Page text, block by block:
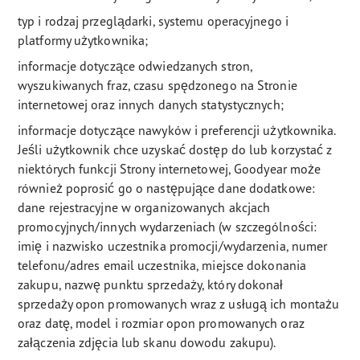
typ i rodzaj przeglądarki, systemu operacyjnego i
platformy użytkownika;
informacje dotyczące odwiedzanych stron,
wyszukiwanych fraz, czasu spędzonego na Stronie
internetowej oraz innych danych statystycznych;
informacje dotyczące nawyków i preferencji użytkownika.
Jeśli użytkownik chce uzyskać dostęp do lub korzystać z
niektórych funkcji Strony internetowej, Goodyear może
również poprosić go o następujące dane dodatkowe:
dane rejestracyjne w organizowanych akcjach
promocyjnych/innych wydarzeniach (w szczególności:
imię i nazwisko uczestnika promocji/wydarzenia, numer
telefonu/adres email uczestnika, miejsce dokonania
zakupu, nazwę punktu sprzedaży, który dokonał
sprzedaży opon promowanych wraz z usługą ich montażu
oraz datę, model i rozmiar opon promowanych oraz
załączenia zdjęcia lub skanu dowodu zakupu).